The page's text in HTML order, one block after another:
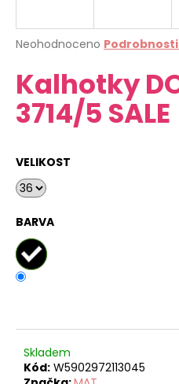
Průměrné
produktu
je
0,0
z
Neohodnoceno
Kalhotky
3714/5 SALE
VELIKOST
BARVA
Skladem
Kód: W5902972113045
j
t
?
D
o
p
č
u